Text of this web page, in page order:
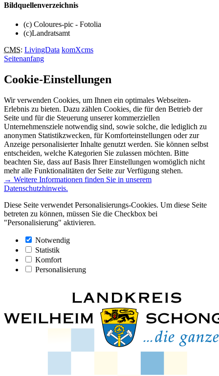
Bildquellenverzeichnis
(c) Coloures-pic - Fotolia
(c)Landratsamt
CMS: LivingData komXcms
Seitenanfang
Cookie-Einstellungen
Wir verwenden Cookies, um Ihnen ein optimales Webseiten-
Erlebnis zu bieten. Dazu zählen Cookies, die für den Betrieb der
Seite und für die Steuerung unserer kommerziellen
Unternehmensziele notwendig sind, sowie solche, die lediglich zu
anonymen Statistikzwecken, für Komforteinstellungen oder zur
Anzeige personalisierter Inhalte genutzt werden. Sie können selbst
entscheiden, welche Kategorien Sie zulassen möchten. Bitte
beachten Sie, dass auf Basis Ihrer Einstellungen womöglich nicht
mehr alle Funktionalitäten der Seite zur Verfügung stehen.
→ Weitere Informationen finden Sie in unserem
Datenschutzhinweis.
Diese Seite verwendet Personalisierungs-Cookies. Um diese Seite
betreten zu können, müssen Sie die Checkbox bei
"Personalisierung" aktivieren.
Notwendig
Statistik
Komfort
Personalisierung